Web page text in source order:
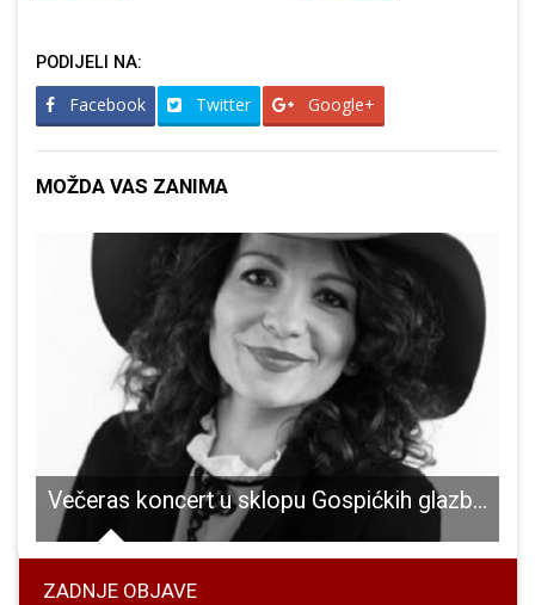
PODIJELI NA:
Facebook Twitter Google+
MOŽDA VAS ZANIMA
Večeras koncert u sklopu Gospićkih glazbenih večeri
ZADNJE OBJAVE